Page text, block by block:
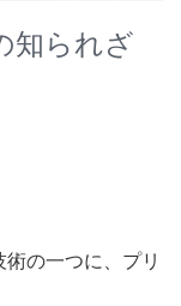
知られざ
の一つに、プリ